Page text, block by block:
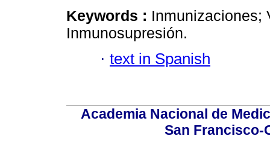
Keywords : Inmunizaciones;
Inmunosupresión.
· text in Spanish
Academia Nacional de
San Francisco-